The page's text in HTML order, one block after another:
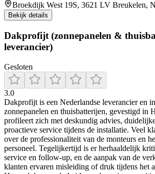
Broekdijk West 19S, 3621 LV Breukelen,
Bekijk details
Dakprofijt (zonnepanelen &
leverancier)
Gesloten
3.0
Dakprofijt is een Nederlandse leverancier en
zonnepanelen en thuisbatterijen, gevestigd in
profileert zich met deskundig advies,
proactieve service tijdens de installatie. Veel
over de professionaliteit van de monteurs en
personeel. Tegelijkertijd is er herhaaldelijk
service en follow-up, en de aanpak van de
klanten ervaren misleiding of druk tijdens het